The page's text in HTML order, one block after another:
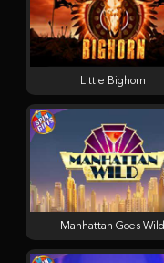
Manhattan Goes Wild
Little Bighorn